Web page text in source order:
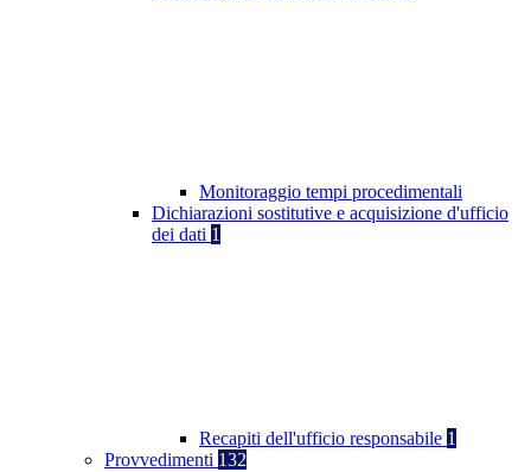
Monitoraggio tempi procedimentali
Dichiarazioni sostitutive e acquisizione d'ufficio
dei dati 1
Recapiti dell'ufficio responsabile 1
Provvedimenti 132